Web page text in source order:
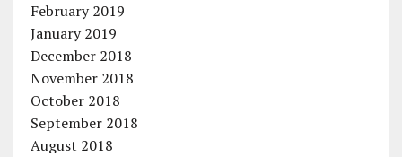
February 2019
January 2019
December 2018
November 2018
October 2018
September 2018
August 2018